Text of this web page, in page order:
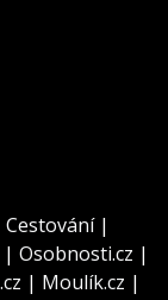
Cestování|
| Osobnosti.cz |
| Moulík.cz |